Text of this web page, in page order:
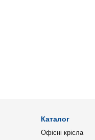
Каталог
Офісні крісла